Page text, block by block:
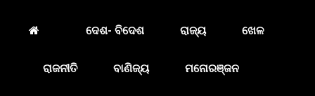
ଦେଶ- ବିଦେଶ ରାଜ୍ୟ ଖେଳ
ରାଜନୀତି ବାଣିଜ୍ୟ ମନୋରଞ୍ଜନ